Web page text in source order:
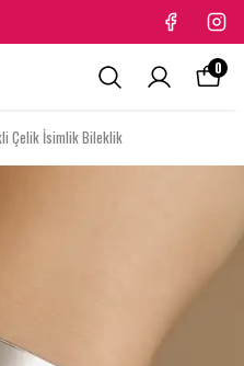
0
Çelik İsimlik Bileklik